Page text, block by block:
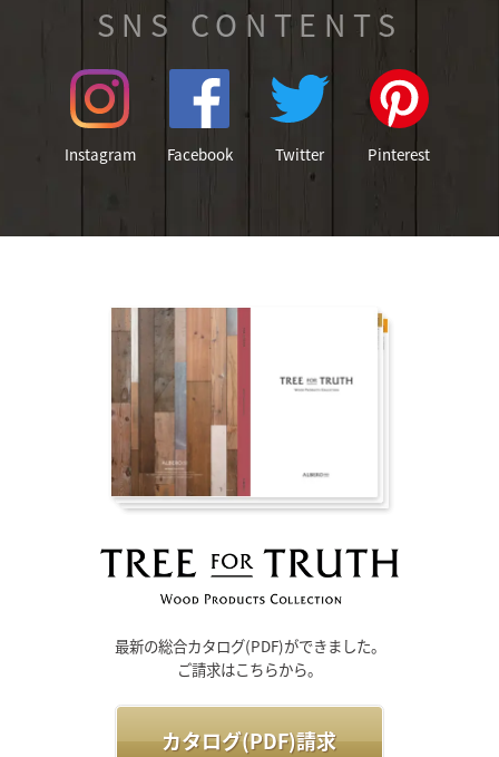
SNS CONTENTS
Instagram Facebook Twitter Pinterest
最新の総合カタログ(PDF)ができました。
ご請求はこちらから。
カタログ(PDF)請求